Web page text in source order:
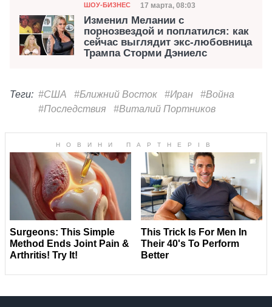
Категория
ШОУ-БИЗНЕС Дата публикации
17 марта, 08:03
Изменил Мелании с
порнозвездой и поплатился: как
сейчас выглядит экс-любовница
Трампа Сторми Дэниелс
Теги: #США #Ближний Восток #Иран
#Война
#Последствия
#Виталий Портников